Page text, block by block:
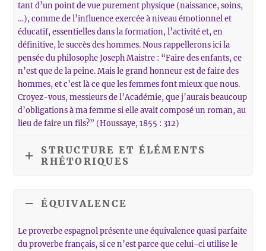
tant d’un point de vue purement physique (naissance, soins,
…), comme de l’influence exercée à niveau émotionnel et
éducatif, essentielles dans la formation, l’activité et, en
définitive, le succès des hommes. Nous rappellerons ici la
pensée du philosophe Joseph Maistre : “Faire des enfants, ce
n’est que de la peine. Mais le grand honneur est de faire des
hommes, et c’est là ce que les femmes font mieux que nous.
Croyez-vous, messieurs de l’Académie, que j’aurais beaucoup
d’obligations à ma femme si elle avait composé un roman, au
lieu de faire un fils?” (Houssaye, 1855 : 312)
STRUCTURE ET ÉLÉMENTS
RHÉTORIQUES
ÉQUIVALENCE
Le proverbe espagnol présente une équivalence quasi parfaite
du proverbe français, si ce n’est parce que celui-ci utilise le